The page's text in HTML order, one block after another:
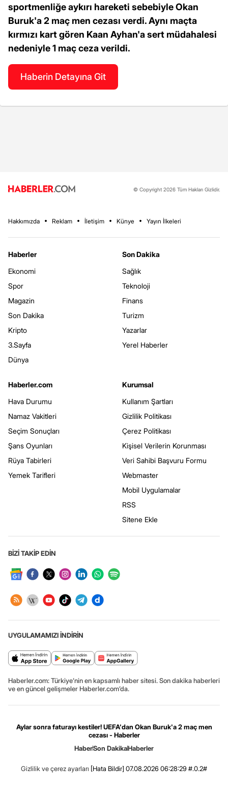
sportmenliğe aykırı hareketi sebebiyle Okan
Buruk'a 2 maç men cezası verdi. Aynı maçta
kırmızı kart gören Kaan Ayhan'a sert müdahalesi
nedeniyle 1 maç ceza verildi.
Haberin Detayına Git
© Copyright 2026 Tüm Hakları Gizlidir.
Hakkımızda Reklam İletişim Künye Yayın İlkeleri
Haberler
Ekonomi
Spor
Magazin
Son Dakika
Kripto
3.Sayfa
Dünya
Son Dakika
Sağlık
Teknoloji
Finans
Turizm
Yazarlar
Yerel Haberler
Haberler.com
Hava Durumu
Namaz Vakitleri
Seçim Sonuçları
Şans Oyunları
Rüya Tabirleri
Yemek Tarifleri
Kurumsal
Kullanım Şartları
Gizlilik Politikası
Çerez Politikası
Kişisel Verilerin Korunması
Veri Sahibi Başvuru Formu
Webmaster
Mobil Uygulamalar
RSS
Sitene Ekle
BİZİ TAKİP EDİN
UYGULAMAMIZI İNDİRİN
Haberler.com: Türkiye’nin en kapsamlı haber sitesi. Son dakika haberleri
ve en güncel gelişmeler Haberler.com’da.
Aylar sonra faturayı kestiler! UEFA'dan Okan Buruk'a 2 maç men
cezası - Haberler
HaberSon DakikaHaberler
Gizlilik ve çerez ayarları [Hata Bildir] 07.08.2026 06:28:29 #.0.2#